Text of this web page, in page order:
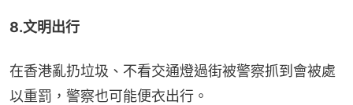
8.文明出行
在香港亂扔垃圾、不看交通燈過街被警察抓到會被處
以重罰，警察也可能便衣出行。